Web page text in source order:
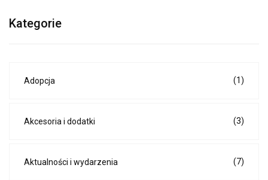
Kategorie
Adopcja (1)
Akcesoria i dodatki (3)
Aktualności i wydarzenia (7)